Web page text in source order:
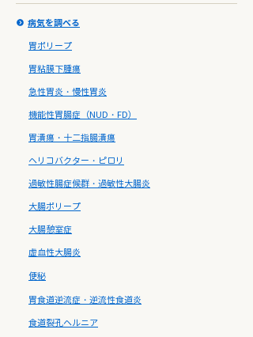
病気を調べる
胃ポリープ
胃粘膜下腫瘍
急性胃炎・慢性胃炎
機能性胃腸症（NUD・FD）
胃潰瘍・十二指腸潰瘍
ヘリコバクター・ピロリ
過敏性腸症候群・過敏性大腸炎
大腸ポリープ
大腸憩室症
虚血性大腸炎
便秘
胃食道逆流症・逆流性食道炎
食道裂孔ヘルニア